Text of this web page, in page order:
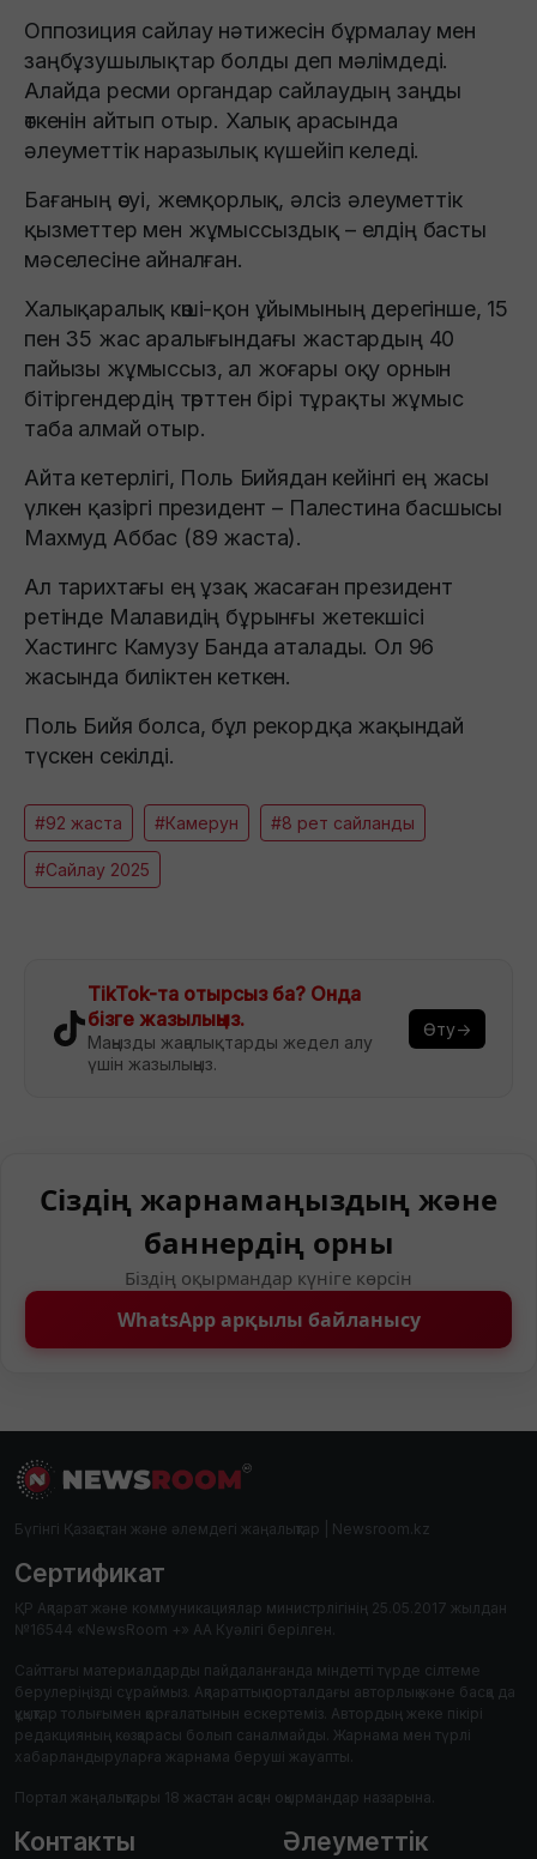
Оппозиция сайлау нәтижесін бұрмалау мен
заңбұзушылықтар болды деп мәлімдеді.
Алайда ресми органдар сайлаудың заңды
өткенін айтып отыр. Халық арасында
әлеуметтік наразылық күшейіп келеді.
Бағаның өсуі, жемқорлық, әлсіз әлеуметтік
қызметтер мен жұмыссыздық – елдің басты
мәселесіне айналған.
Халықаралық көші-қон ұйымының дерегінше, 15
пен 35 жас аралығындағы жастардың 40
пайызы жұмыссыз, ал жоғары оқу орнын
бітіргендердің төрттен бірі тұрақты жұмыс
таба алмай отыр.
Айта кетерлігі, Поль Бийядан кейінгі ең жасы
үлкен қазіргі президент – Палестина басшысы
Махмуд Аббас (89 жаста).
Ал тарихтағы ең ұзақ жасаған президент
ретінде Малавидің бұрынғы жетекшісі
Хастингс Камузу Банда аталады. Ол 96
жасында биліктен кеткен.
Поль Бийя болса, бұл рекордқа жақындай
түскен секілді.
#92 жаста #Камерун #8 рет сайланды
#Сайлау 2025
TikTok-та отырсыз ба? Онда
бізге жазылыңыз.
Маңызды жаңалықтарды жедел алу
үшін жазылыңыз.
Өту→
Сіздің жарнамаңыздың және
баннердің орны
Біздің оқырмандар күніге көрсін
WhatsApp арқылы байланысу
Бүгінгі Қазақстан және әлемдегі жаңалықтар | Newsroom.kz
Сертификат
ҚР Ақпарат және коммуникациялар министрлігінің 25.05.2017 жылдан
№16544 «NewsRoom +» АА Куәлігі берілген.
Сайттағы материалдарды пайдаланғанда міндетті түрде сілтеме
берулеріңізді сұраймыз. Ақпараттық порталдағы авторлық және басқа да
құқықтар толығымен қорғалатынын ескертеміз. Автордың жеке пікірі
редакцияның көзқарасы болып саналмайды. Жарнама мен түрлі
хабарландыруларға жарнама беруші жауапты.
Портал жаңалықтары 18 жастан асқан оқырмандар назарына.
Контакты
Әлеуметтік